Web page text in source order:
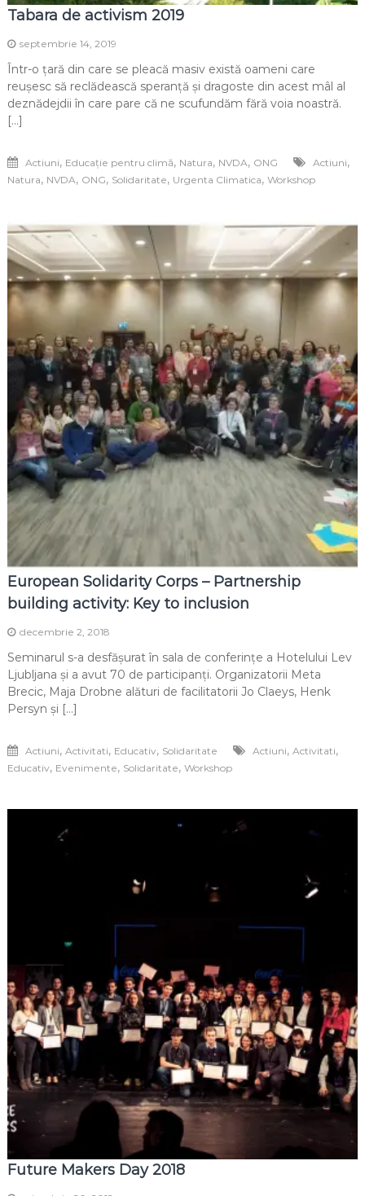
Tabara de activism 2019
septembrie 14, 2019
Într-o țară din care se pleacă masiv există oameni care
reușesc să reclădească speranță și dragoste din acest mâl al
deznădejdii în care pare că ne scufundăm fără voia noastră.
[…]
Actiuni, Educație pentru climă, Natura, NVDA, ONG Actiuni,
Natura, NVDA, ONG, Solidaritate, Urgenta Climatica, Workshop
European Solidarity Corps – Partnership
building activity: Key to inclusion
decembrie 2, 2018
Seminarul s-a desfășurat în sala de conferințe a Hotelului Lev
Ljubljana și a avut 70 de participanți. Organizatorii Meta
Brecic, Maja Drobne alături de facilitatorii Jo Claeys, Henk
Persyn și […]
Actiuni, Activitati, Educativ, Solidaritate Actiuni, Activitati,
Educativ, Evenimente, Solidaritate, Workshop
Future Makers Day 2018